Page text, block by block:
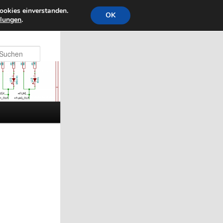
einverstanden.
. OK